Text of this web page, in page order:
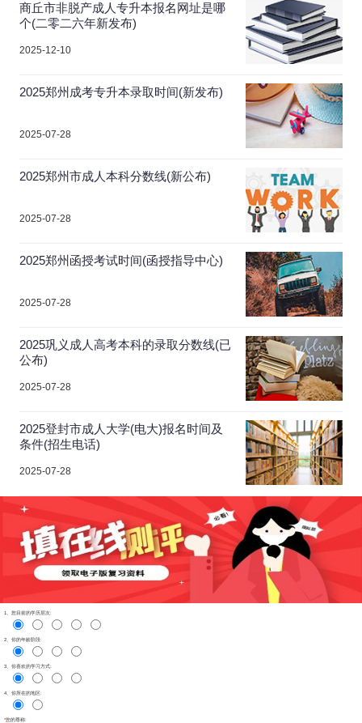
商丘市非脱产成人专升本报名网址是哪
个(二零二六年新发布)
2025-12-10
2025郑州成考专升本录取时间(新发布)
2025-07-28
2025郑州市成人本科分数线(新公布)
2025-07-28
2025郑州函授考试时间(函授指导中心)
2025-07-28
2025巩义成人高考本科的录取分数线(已
公布)
2025-07-28
2025登封市成人大学(电大)报名时间及
条件(招生电话)
2025-07-28
1、您目前的学历层次:
2、你的年龄阶段:
3、你喜欢的学习方式:
4、你所在的地区:
*您的尊称: